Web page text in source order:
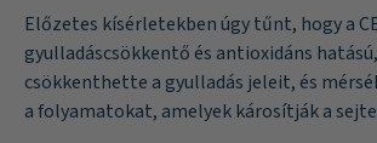
Előzetes kísérletekben úgy tűnt, hogy a
gyulladáscsökkentő és antioxidáns
csökkenthette a gyulladás jeleit, és
a folyamatokat, amelyek károsítják a